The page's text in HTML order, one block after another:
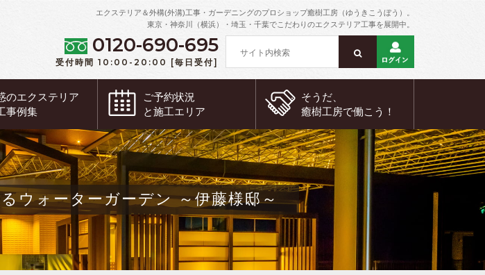
エクステリア＆外構(外溝)工事・ガーデニングのプロショップ癒樹工房（ゆうきこうぼう）。
東京・神奈川（横浜）・埼玉・千葉でこだわりのエクステリア工事を展開中。
0120-690-695
受付時間 10:00-20:00 [毎日受付]
のエクステリア
事例集
ご予約状況
と施工エリア
そうだ、
癒樹工房で働こう！
ウォーターガーデン ～伊藤様邸～